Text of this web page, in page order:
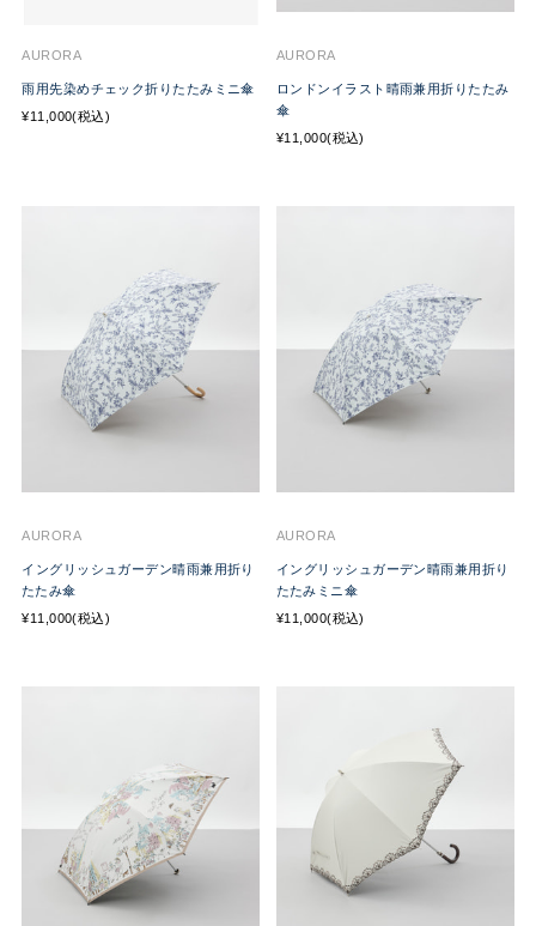
AURORA
雨用先染めチェック折りたたみミニ傘
¥11,000(税込)
AURORA
ロンドンイラスト晴雨兼用折りたたみ
傘
¥11,000(税込)
AURORA
イングリッシュガーデン晴雨兼用折り
たたみ傘
¥11,000(税込)
AURORA
イングリッシュガーデン晴雨兼用折り
たたみミニ傘
¥11,000(税込)